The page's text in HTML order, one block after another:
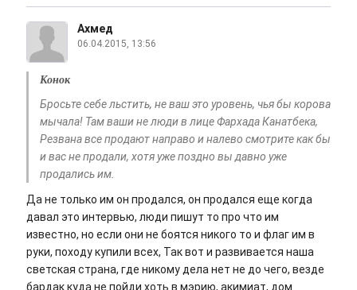
Ахмед
06.04.2015, 13:56
Конок
Бросьте себе льстить, не ваш это уровень, чья бы корова
мычала! Там ваши не люди в лице Фархада Канатбека,
Резвана все продают направо и налево смотрите как бы
и вас не продали, хотя уже поздно вы давно уже
продались им.
Да не только им он продался, он продался еще когда
давал это интервью, люди пишут то про что им
известно, но если они не боятся никого то и флаг им в
руки, походу купили всех, Так вот и развивается наша
светская страна, где никому дела нет не до чего, везде
бардак куда не пойди хоть в мэрию, акимиат, дом